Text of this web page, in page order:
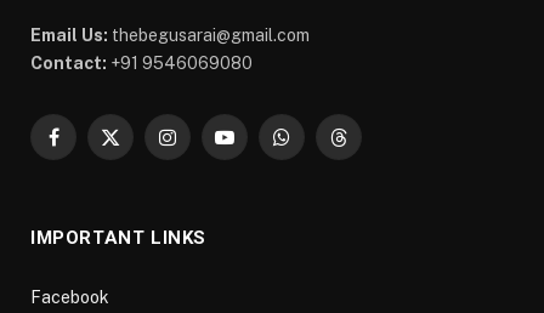
Email Us: thebegusarai@gmail.com
Contact: +91 9546069080
Facebook
X
InstagramYouTubeWhatsAppThreads
IMPORTANT LINKS
Facebook